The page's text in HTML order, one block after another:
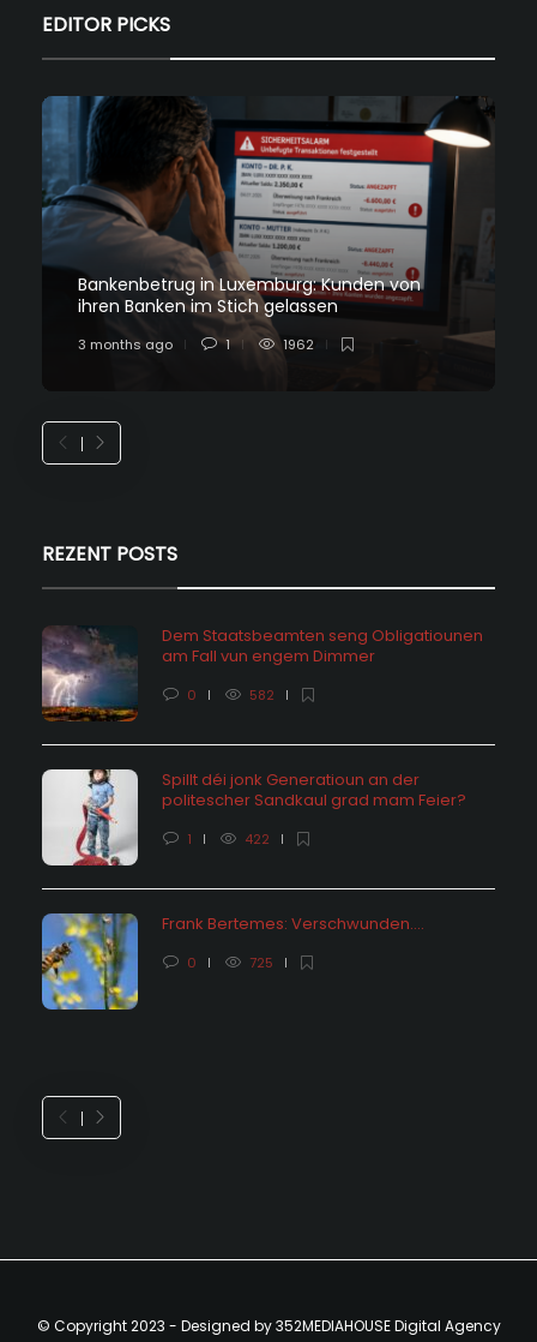
EDITOR PICKS
Bankenbetrug in Luxemburg: Kunden von
ihren Banken im Stich gelassen
3 months ago 1 1962
REZENT POSTS
Dem Staatsbeamten seng Obligatiounen
am Fall vun engem Dimmer
0 582
Spillt déi jonk Generatioun an der
politescher Sandkaul grad mam Feier?
1 422
Frank Bertemes: Verschwunden….
0 725
© Copyright 2023 - Designed by 352MEDIAHOUSE Digital Agency